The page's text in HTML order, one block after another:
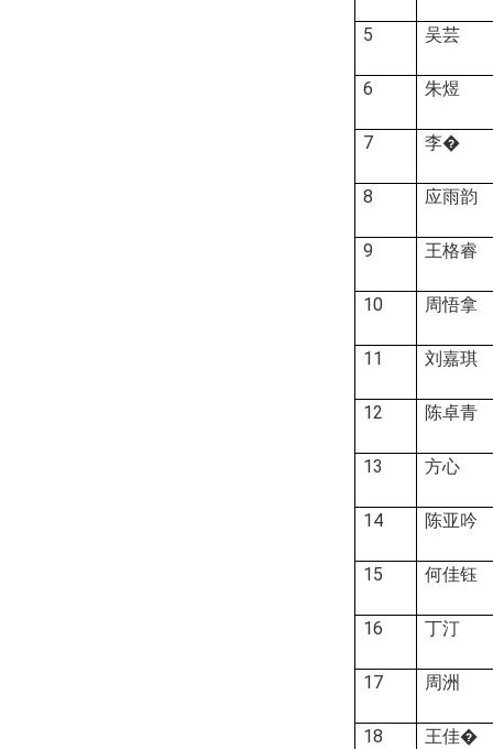
5 吴芸
6 朱煜
7 李�
8 应雨韵
9 王格睿
10 周悟拿
11 刘嘉琪
12 陈卓青
13 方心
14 陈亚吟
15 何佳钰
16 丁汀
17 周洲
18 王佳�